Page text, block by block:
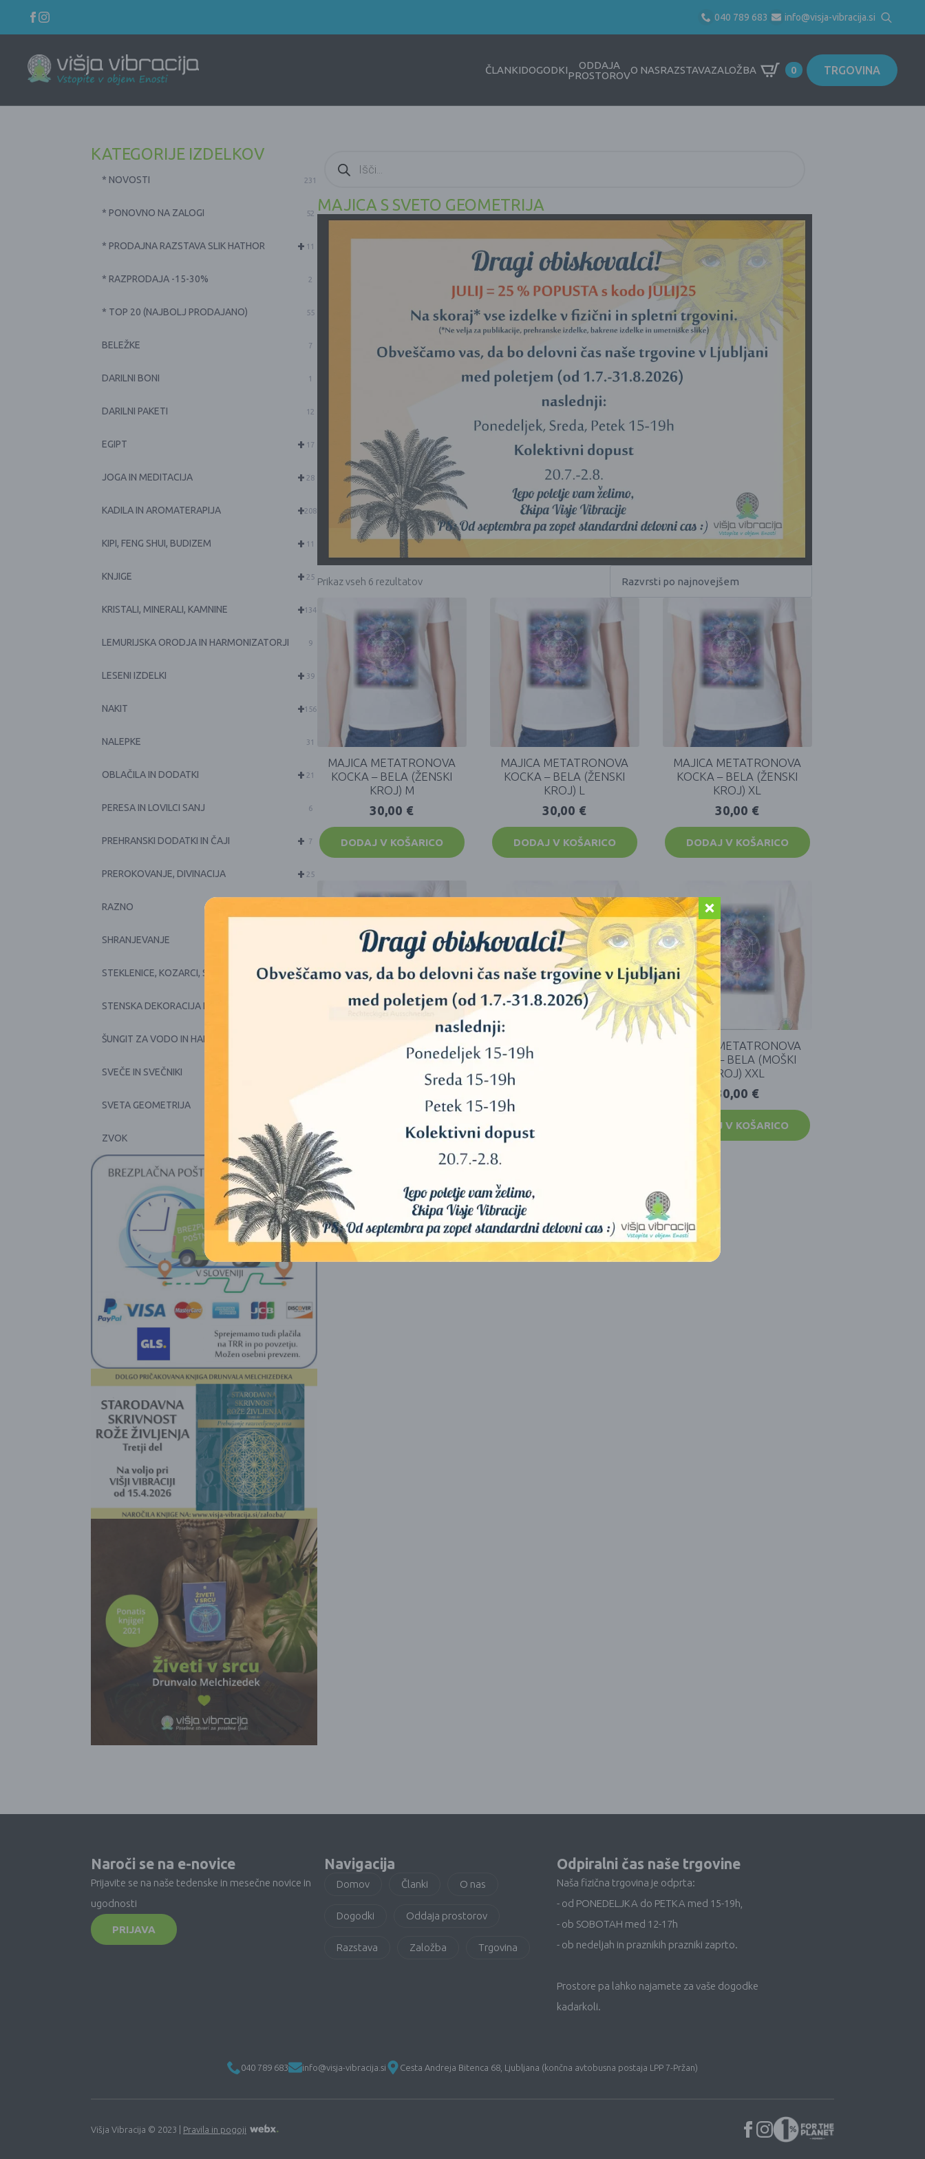
040 789 683 info@visja-vibracija.si
Search
for:
ČLANKIDOGODKI
ODDAJA
PROSTOROVO NASRAZSTAVAZALOŽBA 0 TRGOVINA
KATEGORIJE IZDELKOV
* NOVOSTI 231
* PONOVNO NA ZALOGI 52
+
* PRODAJNA RAZSTAVA SLIK HATHOR 11
* RAZPRODAJA -15-30% 2
* TOP 20 (NAJBOLJ PRODAJANO) 55
BELEŽKE 7
DARILNI BONI 1
DARILNI PAKETI 12
+
EGIPT 17
+
JOGA IN MEDITACIJA 28
+
KADILA IN AROMATERAPIJA 208
+
KIPI, FENG SHUI, BUDIZEM 11
+
KNJIGE 25
+
KRISTALI, MINERALI, KAMNINE 134
LEMURIJSKA ORODJA IN HARMONIZATORJI 9
+
LESENI IZDELKI 39
+
NAKIT 156
NALEPKE 31
+
OBLAČILA IN DODATKI 21
PERESA IN LOVILCI SANJ 6
+
PREHRANSKI DODATKI IN ČAJI 7
+
PREROKOVANJE, DIVINACIJA 25
RAZNO
SHRANJEVANJE
+
STEKLENICE, KOZARCI, SKODELICE, POSODE 40
STENSKA DEKORACIJA IN PRTI
ŠUNGIT ZA VODO IN HARMONIJO
SVEČE IN SVEČNIKI
SVETA GEOMETRIJA
+
ZVOK 113
search
MAJICA S SVETO GEOMETRIJA
Prikaz vseh 6 rezultatov
MAJICA METATRONOVA
KOCKA – BELA (ŽENSKI
KROJ) M
30,00 €
DODAJ V KOŠARICO
MAJICA METATRONOVA
KOCKA – BELA (ŽENSKI
KROJ) L
30,00 €
DODAJ V KOŠARICO
MAJICA METATRONOVA
KOCKA – BELA (ŽENSKI
KROJ) XL
30,00 €
DODAJ V KOŠARICO
MAJICA METATRONOVA
KOCKA – BELA (ŽENSKI
DODAJ V KOŠARICO
MAJICA METATRONOVA
KOCKA – BELA (MOŠKI
MAJICA METATRONOVA
KOCKA – BELA (MOŠKI
KROJ) XXL
30,00 €
DODAJ V KOŠARICO
Naroči se na e-novice
Prijavite se na naše tedenske in mesečne novice in
ugodnosti
PRIJAVA
Navigacija
Domov Članki O nas
Dogodki Oddaja prostorov
Razstava Založba Trgovina
Odpiralni čas naše trgovine
Naša fizična trgovina je odprta:
- od PONEDELJKA do PETKA med 15-19h,
- ob SOBOTAH med 12-17h
- ob nedeljah in praznikih prazniki zaprto.
Prostore pa lahko najamete za vaše dogodke
kadarkoli.
040 789 683 info@visja-vibracija.si Cesta Andreja Bitenca 68, Ljubljana (končna avtobusna postaja LPP 7-Pržan)
Višja Vibracija © 2023 | Pravila in pogoji